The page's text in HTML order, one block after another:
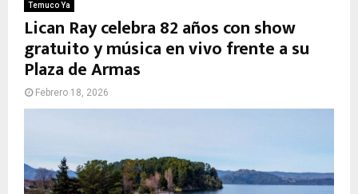
M
A
Y
Temuco Ya
Lican Ray celebra 82 años con show
gratuito y música en vivo frente a su
Plaza de Armas
Febrero 18, 2026